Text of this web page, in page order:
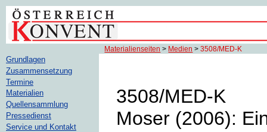
Materialienseiten > Medien >3508/MED-K
3508/MED-K
Moser (2006):
Grundlagen
Zusammensetzung
Termine
Materialien
Quellensammlung
Pressedienst
Service und Kontakt